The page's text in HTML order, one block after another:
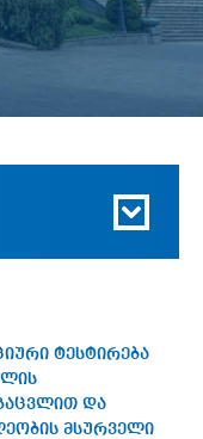
ტესტირება
და
მსურველი